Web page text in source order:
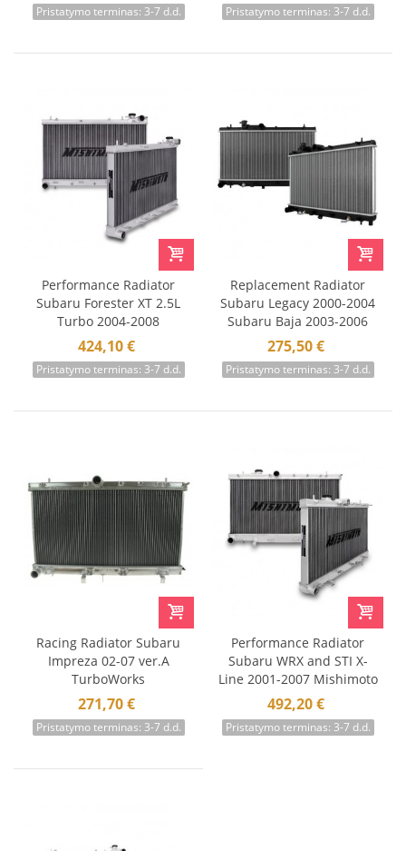
Pristatymo terminas: 3-7 d.d. Pristatymo terminas: 3-7 d.d.
Performance Radiator
Subaru Forester XT 2.5L
Turbo 2004-2008
Mishimoto
424,10 €
Pristatymo terminas: 3-7 d.d.
Replacement Radiator
Subaru Legacy 2000-2004
Subaru Baja 2003-2006
2.5L Non-Turbo
Mishimoto
275,50 €
Pristatymo terminas: 3-7 d.d.
Racing Radiator Subaru
Impreza 02-07 ver.A
TurboWorks
271,70 €
Pristatymo terminas: 3-7 d.d.
Performance Radiator
Subaru WRX and STI X-
Line 2001-2007 Mishimoto
492,20 €
Pristatymo terminas: 3-7 d.d.